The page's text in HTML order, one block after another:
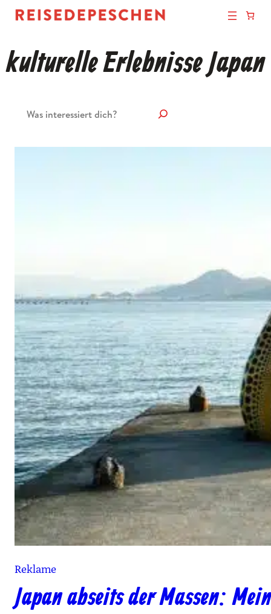
kulturelle Erlebnisse Japan
Reklame
Japan abseits der Massen: